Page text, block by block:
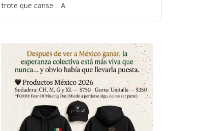
trote que canse… A